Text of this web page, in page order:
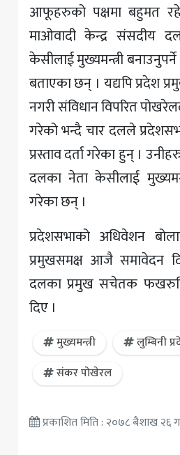
आफूहरुको पक्षमा बहुमत
माओवादी केन्द्र संसदीय
केसीलाई मुख्यमन्त्री
बताएका छन् । यद्यपि प्रदेश
नगरी संविधान विपरित
गरेको भन्दै चार दलले
प्रस्ताव दर्ता गरेका हुन् ।
दलका नेता केसीलाई
गरेका छन् ।
प्रदेशसभाको अधिवेशन
प्रमुखसमक्ष आजै समावेदन
दलका प्रमुख सचेतक
दिए ।
मुख्यमन्त्री
लुम्बिनी
संकर पोखेरल
प्रकाशित मिति : २०७८ बैशाख २६